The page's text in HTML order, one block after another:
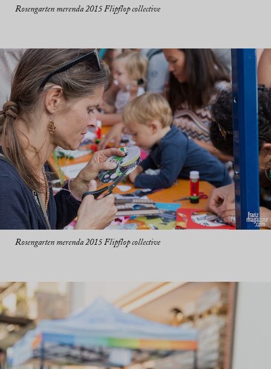
Rosengarten merenda 2015 Flipflop collective
Rosengarten merenda 2015 Flipflop collective